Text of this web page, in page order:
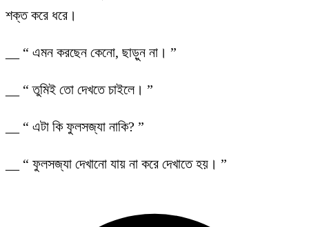
শক্ত করে ধরে।
__ “ এমন করছেন কেনো, ছাড়ুন না। ”
__ “ তুমিই তো দেখতে চাইলে। ”
__ “ এটা কি ফুলসজ্যা নাকি? ”
__ “ ফুলসজ্যা দেখানো যায় না করে দেখাতে হয়। ”